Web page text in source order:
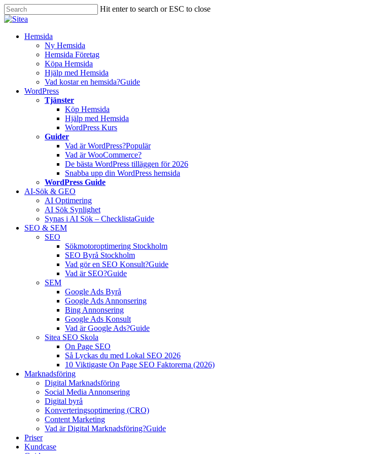
Skip
to
content
Hit enter to search or ESC to close
Close
InnehållHemsida
Ny Hemsida
Hemsida Företag
Köpa Hemsida
Hjälp med Hemsida
Vad kostar en hemsida?Guide
WordPress
Tjänster
Köp Hemsida
Hjälp med Hemsida
WordPress Kurs
Guider
Vad är WordPress?Populär
Vad är WooCommerce?
De bästa WordPress tilläggen för 2026
Snabba upp din WordPress hemsida
WordPress Guide
AI-Sök & GEO
AI Optimering
AI Sök Synlighet
Synas i AI Sök – ChecklistaGuide
SEO & SEM
SEO
Sökmotoroptimering Stockholm
SEO Byrå Stockholm
Vad gör en SEO Konsult?Guide
Vad är SEO?Guide
SEM
Google Ads Byrå
Google Ads Annonsering
Bing Annonsering
Google Ads Konsult
Vad är Google Ads?Guide
Sitea SEO Skola
On Page SEO
Så Lyckas du med Lokal SEO 2026
10 Viktigaste On Page SEO Faktorerna (2026)
Marknadsföring
Digital Marknadsföring
Social Media Annonsering
Digital byrå
Konverteringsoptimering (CRO)
Content Marketing
Vad är Digital Marknadsföring?Guide
Priser
Kundcase